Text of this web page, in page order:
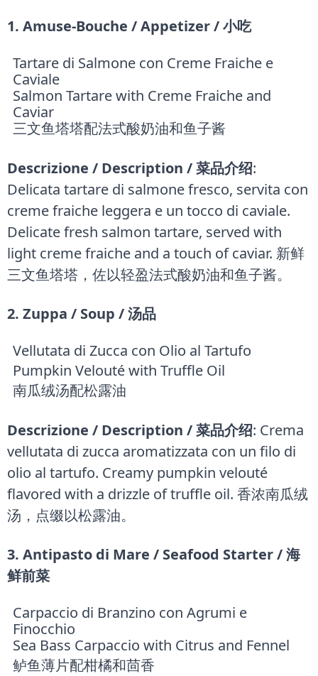
1. Amuse-Bouche / Appetizer / 小吃
Tartare di Salmone con Creme Fraiche e
Caviale
Salmon Tartare with Creme Fraiche and
Caviar
三文鱼塔塔配法式酸奶油和鱼子酱
Descrizione / Description / 菜品介绍:
Delicata tartare di salmone fresco, servita con
creme fraiche leggera e un tocco di caviale.
Delicate fresh salmon tartare, served with
light creme fraiche and a touch of caviar. 新鲜
三文鱼塔塔，佐以轻盈法式酸奶油和鱼子酱。
2. Zuppa / Soup / 汤品
Vellutata di Zucca con Olio al Tartufo
Pumpkin Velouté with Truffle Oil
南瓜绒汤配松露油
Descrizione / Description / 菜品介绍: Crema
vellutata di zucca aromatizzata con un filo di
olio al tartufo. Creamy pumpkin velouté
flavored with a drizzle of truffle oil. 香浓南瓜绒
汤，点缀以松露油。
3. Antipasto di Mare / Seafood Starter / 海
鲜前菜
Carpaccio di Branzino con Agrumi e
Finocchio
Sea Bass Carpaccio with Citrus and Fennel
鲈鱼薄片配柑橘和茴香